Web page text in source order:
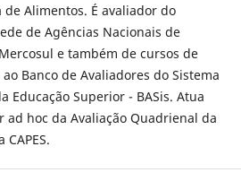
de Alimentos. É avaliador do
de Agências Nacionais de
e também de cursos de
Banco de Avaliadores do Sistema
Educação Superior - BASis. Atua
ad hoc da Avaliação Quadrienal da